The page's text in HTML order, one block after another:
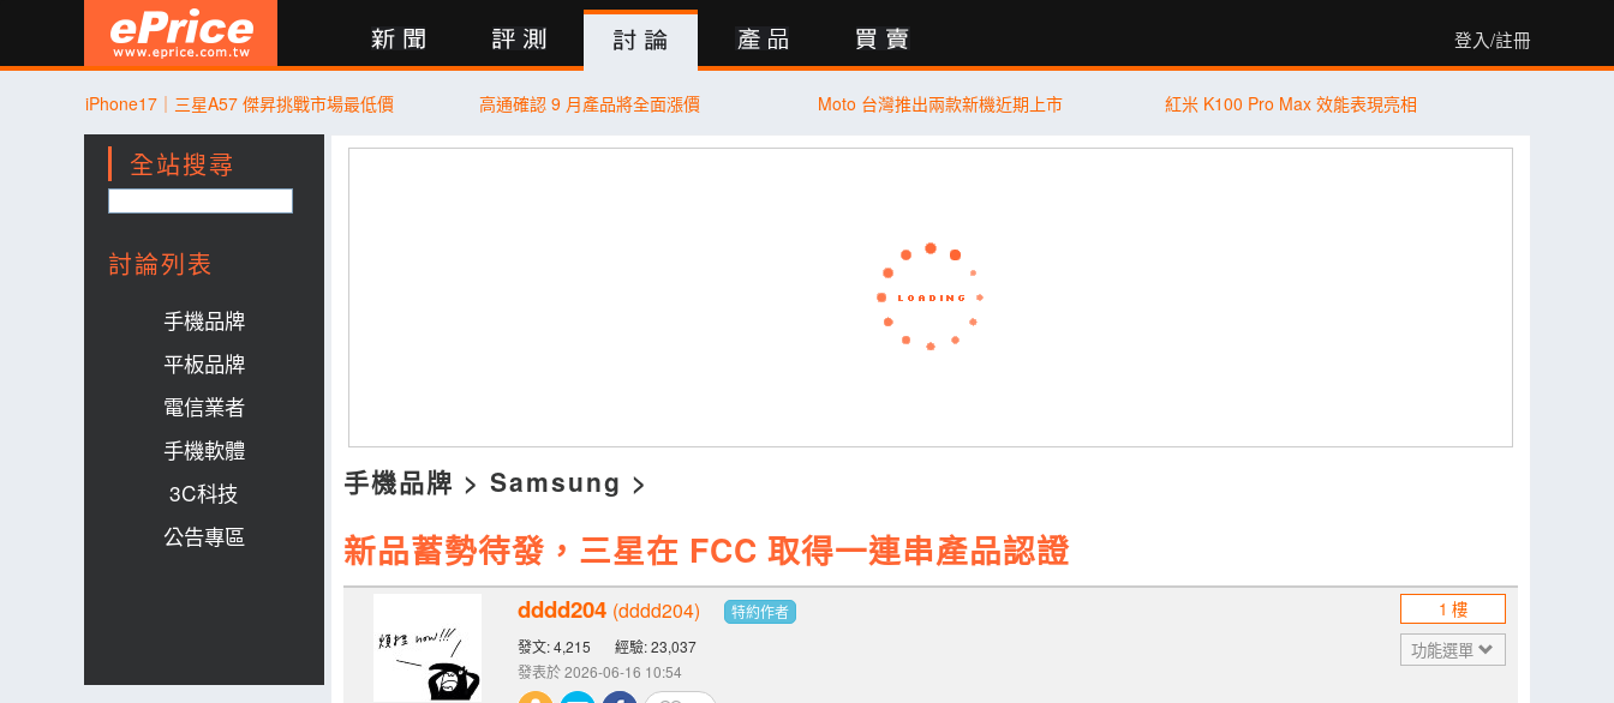
登入/註冊
評測 討論 產品 買賣 登入 行動版
iPhone17｜三星A57 傑昇挑戰市場最低價 高通確認 9 月產品將全面漲價 Moto 台灣推出兩款新機近期上市 紅米 K100 Pro Max 效能表現亮相
全站搜尋
討論列表
手機品牌
平板品牌
電信業者
手機軟體
3C科技
公告專區
手機品牌 > Samsung >
新品蓄勢待發，三星在 FCC 取得一連串產品認證
dddd204 (dddd204)
特約作者
發文: 4,215
經驗: 23,037
發表於 2026-06-16 10:54
1 樓
功能選單